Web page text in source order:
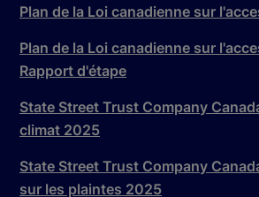
Plan de la Loi canadienne sur
Plan de la Loi canadienne sur
Rapport d'étape
State Street Trust Company
climat 2025
State Street Trust Company
sur les plaintes 2025